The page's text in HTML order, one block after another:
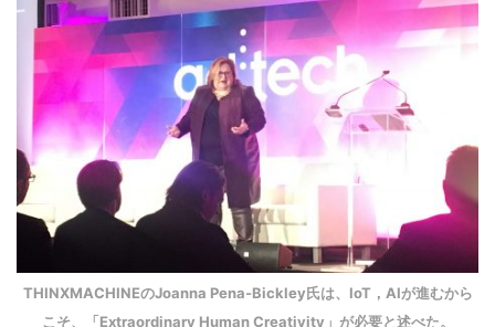
THINXMACHINEのJoanna Pena-Bickley氏は、IoT，AIが進むから
こそ、「Extraordinary Human Creativity」が必要と述べた。